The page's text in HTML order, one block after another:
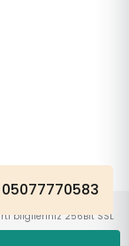
05077770583
bilgileriniz 256Bit SSL